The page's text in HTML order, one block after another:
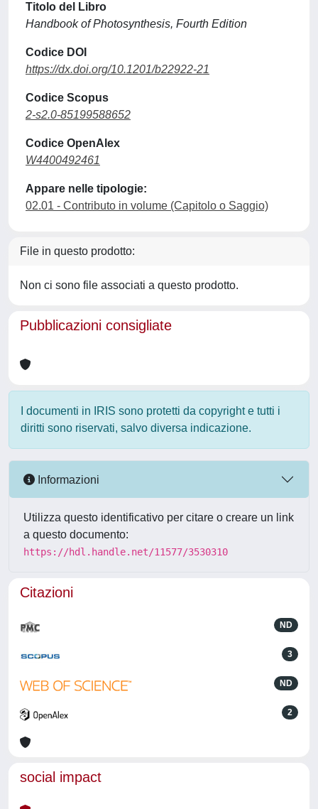
Titolo del Libro
Handbook of Photosynthesis, Fourth Edition
Codice DOI
https://dx.doi.org/10.1201/b22922-21
Codice Scopus
2-s2.0-85199588652
Codice OpenAlex
W4400492461
Appare nelle tipologie:
02.01 - Contributo in volume (Capitolo o Saggio)
File in questo prodotto:
Non ci sono file associati a questo prodotto.
Pubblicazioni consigliate
I documenti in IRIS sono protetti da copyright e tutti i
diritti sono riservati, salvo diversa indicazione.
Informazioni
Utilizza questo identificativo per citare o creare un link
a questo documento:
https://hdl.handle.net/11577/3530310
Citazioni
ND
3
ND
2
social impact